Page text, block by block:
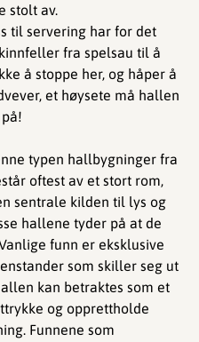
stolt av.
til servering har for det
fra spelsau til å
å stoppe her, og håper å
et høysete må hallen
typen hallbygninger fra
oftest av et stort rom,
sentrale kilden til lys og
hallene tyder på at de
funn er eksklusive
som skiller seg ut
kan betraktes som et
og opprettholde
Funnene som